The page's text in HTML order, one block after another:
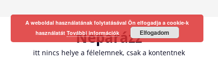
Neparázz
itt nincs helye a félelemnek, csak a kontentnek
A weboldal használatának folytatásával Ön elfogadja a cookie-k
használatát További információk Elfogadom